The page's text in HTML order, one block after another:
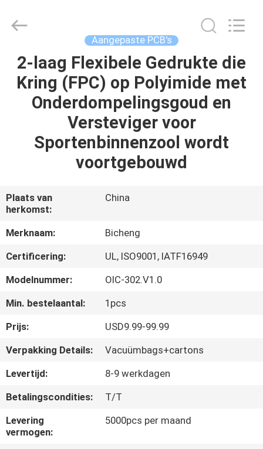
HUIS
PRODUCTEN
VIDEO'S
ONS
FABRIEKSTOCHT
NEEM
CONTACT
MET
ONS
NIEUWS
Technology
Reserved.
Aangepaste PCB's
2-laag Flexibele Gedrukte die
Kring (FPC) op Polyimide met
Onderdompelingsgoud en
Versteviger voor
Sportenbinnenzool wordt
voortgebouwd
Plaats van
herkomst:
China
Merknaam:
Bicheng
Certificering:
UL, ISO9001, IATF16949
Modelnummer:
OIC-302.V1.0
Min. bestelaantal:
1pcs
Prijs:
USD9.99-99.99
Verpakking Details:
Vacuümbags+cartons
Levertijd:
8-9 werkdagen
Betalingscondities:
T/T
Levering
vermogen:
5000pcs per maand